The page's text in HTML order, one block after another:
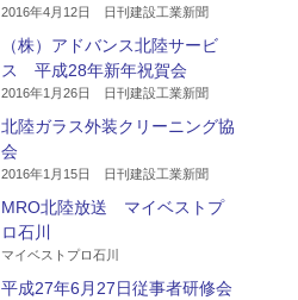
2016年4月12日 日刊建設工業新聞
（株）アドバンス北陸サービ
ス 平成28年新年祝賀会
2016年1月26日 日刊建設工業新聞
北陸ガラス外装クリーニング協
会
2016年1月15日 日刊建設工業新聞
MRO北陸放送 マイベストプ
ロ石川
マイベストプロ石川
平成27年6月27日従事者研修会